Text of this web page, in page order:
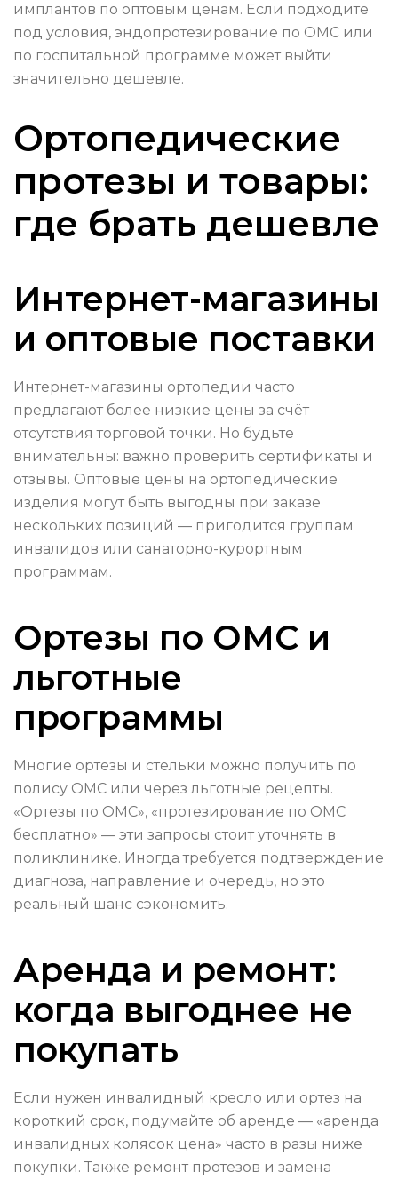
имплантов по оптовым ценам. Если подходите
под условия, эндопротезирование по ОМС или
по госпитальной программе может выйти
значительно дешевле.
Ортопедические
протезы и товары:
где брать дешевле
Интернет-магазины
и оптовые поставки
Интернет-магазины ортопедии часто
предлагают более низкие цены за счёт
отсутствия торговой точки. Но будьте
внимательны: важно проверить сертификаты и
отзывы. Оптовые цены на ортопедические
изделия могут быть выгодны при заказе
нескольких позиций — пригодится группам
инвалидов или санаторно-курортным
программам.
Ортезы по ОМС и
льготные
программы
Многие ортезы и стельки можно получить по
полису ОМС или через льготные рецепты.
«Ортезы по ОМС», «протезирование по ОМС
бесплатно» — эти запросы стоит уточнять в
поликлинике. Иногда требуется подтверждение
диагноза, направление и очередь, но это
реальный шанс сэкономить.
Аренда и ремонт:
когда выгоднее не
покупать
Если нужен инвалидный кресло или ортез на
короткий срок, подумайте об аренде — «аренда
инвалидных колясок цена» часто в разы ниже
покупки. Также ремонт протезов и замена